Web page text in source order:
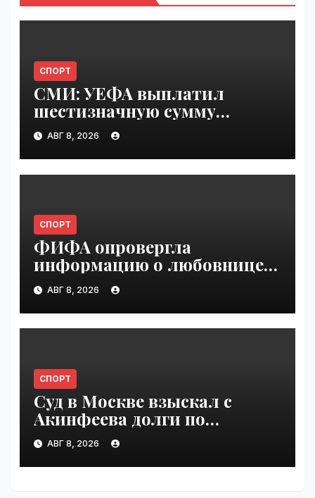
СПОРТ
СМИ: УЕФА выплатил
шестизначную сумму
любовнице Инфантино |
VseTime.ru
АВГ 8, 2026
СПОРТ
ФИФА опровергла
информацию о любовнице
Инфантино | VseTime.ru
АВГ 8, 2026
СПОРТ
Суд в Москве взыскал с
Акинфеева долги по
коммунальным платежам |
VseTime.ru
АВГ 8, 2026